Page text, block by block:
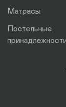
Матрасы
Постельные